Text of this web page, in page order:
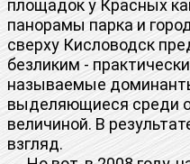
площадок у Красных
панорамы парка и
сверху Кисловодск
безликим -
называемые
выделяющиеся среди
величиной. В
взгляд.